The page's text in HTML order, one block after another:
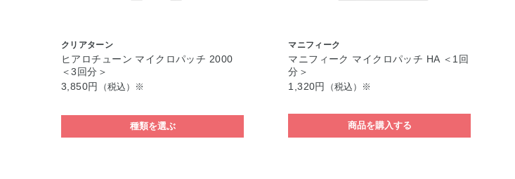
クリアターン
ヒアロチューン マイクロパッチ 2000
＜3回分＞
3,850円
（税込）※
種類を選ぶ
マニフィーク
マニフィーク マイクロパッチ HA ＜1回
分＞
1,320円
（税込）※
商品を購入する